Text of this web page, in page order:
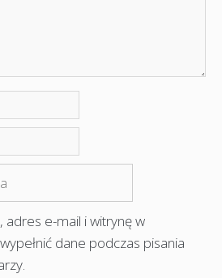
adres e-mail i witrynę w
dane podczas pisania